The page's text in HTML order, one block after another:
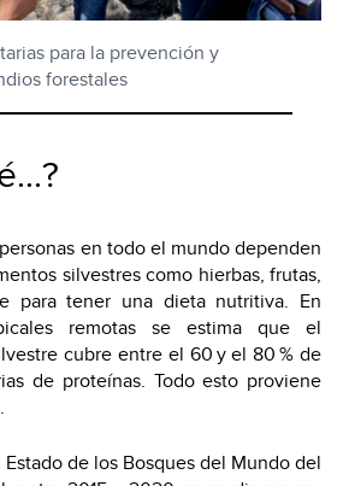
para la prevención y
forestales
en todo el mundo dependen
silvestres como hierbas, frutas,
para tener una dieta nutritiva. En
remotas se estima que el
cubre entre el 60 y el 80 % de
de proteínas. Todo esto proviene
de los Bosques del Mundo del